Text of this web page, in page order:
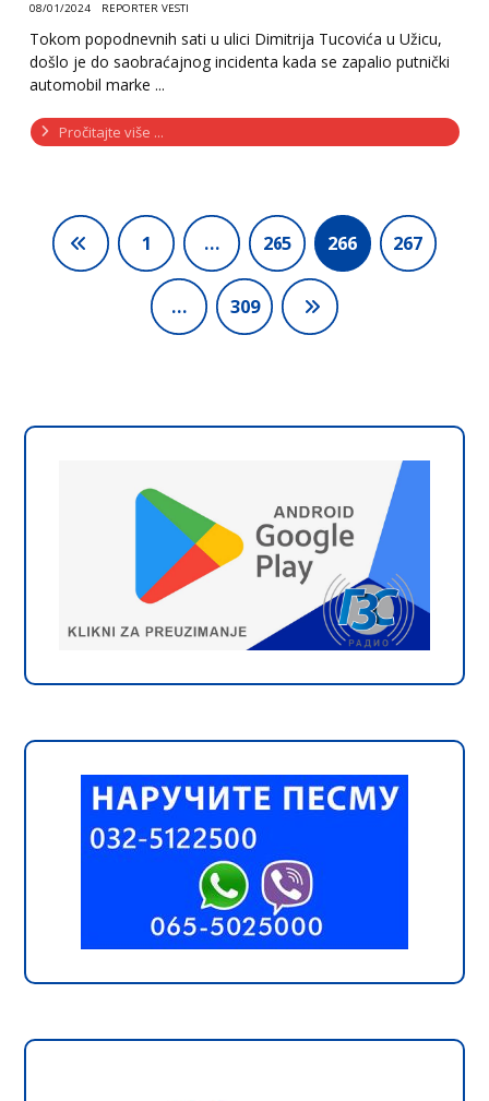
08/01/2024 REPORTER VESTI
Tokom popodnevnih sati u ulici Dimitrija Tucovića u Užicu,
došlo je do saobraćajnog incidenta kada se zapalio putnički
automobil marke ...
Pročitajte više ...
1 … 265 266 267
… 309